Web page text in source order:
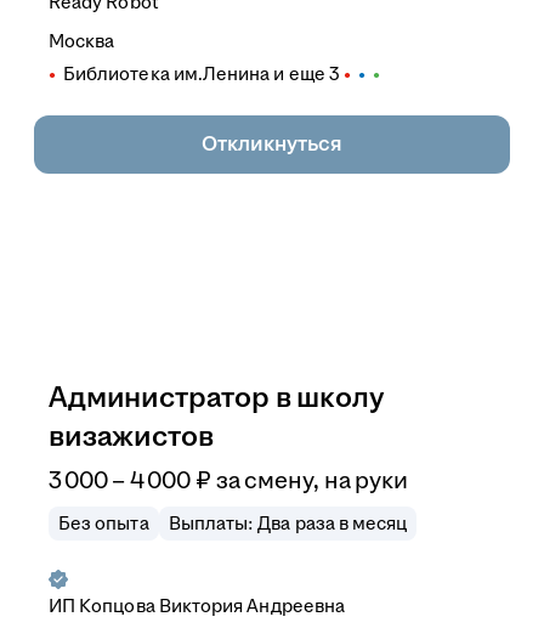
Москва
Библиотека им.Ленина и еще 3
Откликнуться
Администратор в школу
визажистов
3 000–4 000 ₽ за смену, на руки
Без опыта Выплаты: Два раза в месяц
ИП Копцова Виктория Андреевна